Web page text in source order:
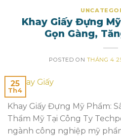
Khay Giấy Đựng
Gọn Gàng,
POSTED ON THÁNG 4
25
Th4
Khay Giấy Đựng Mỹ Phẩm:
Thẩm Mỹ Tại Công Ty
ngành công nghiệp mỹ